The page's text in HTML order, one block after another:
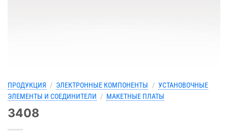
ПРОДУКЦИЯ / ЭЛЕКТРОННЫЕ КОМПОНЕНТЫ / УСТАНОВОЧНЫЕ
ЭЛЕМЕНТЫ И СОЕДИНИТЕЛИ / МАКЕТНЫЕ ПЛАТЫ
3408